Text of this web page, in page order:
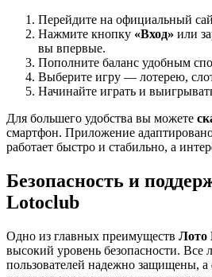
Перейдите на официальный
Нажмите кнопку «Вход» или
вы впервые.
Пополните баланс удобным
Выберите игру — лотерею,
Начинайте играть и
Для большего удобства вы можете
смартфон. Приложение
работает быстро и стабильно, а
Безопасность и
Lotoclub
Одно из главных преимуществ Лото
высокий уровень безопасности. Все
пользователей надежно защищены,